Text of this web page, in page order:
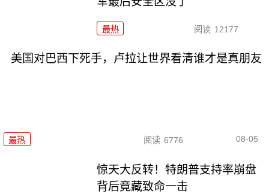
最热 阅读 12177
美国对巴西下死手，卢拉让世界看清谁才是真朋友
最热 阅读 6776 08-05
惊天大反转！特朗普支持率崩盘
背后竟藏致命一击